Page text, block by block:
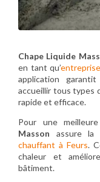
Chape Liquide
en tant qu’
application
accueillir tous types
rapide et efficace.
Pour une
Masson assure la
chauffant à Feurs.
chaleur et
bâtiment.